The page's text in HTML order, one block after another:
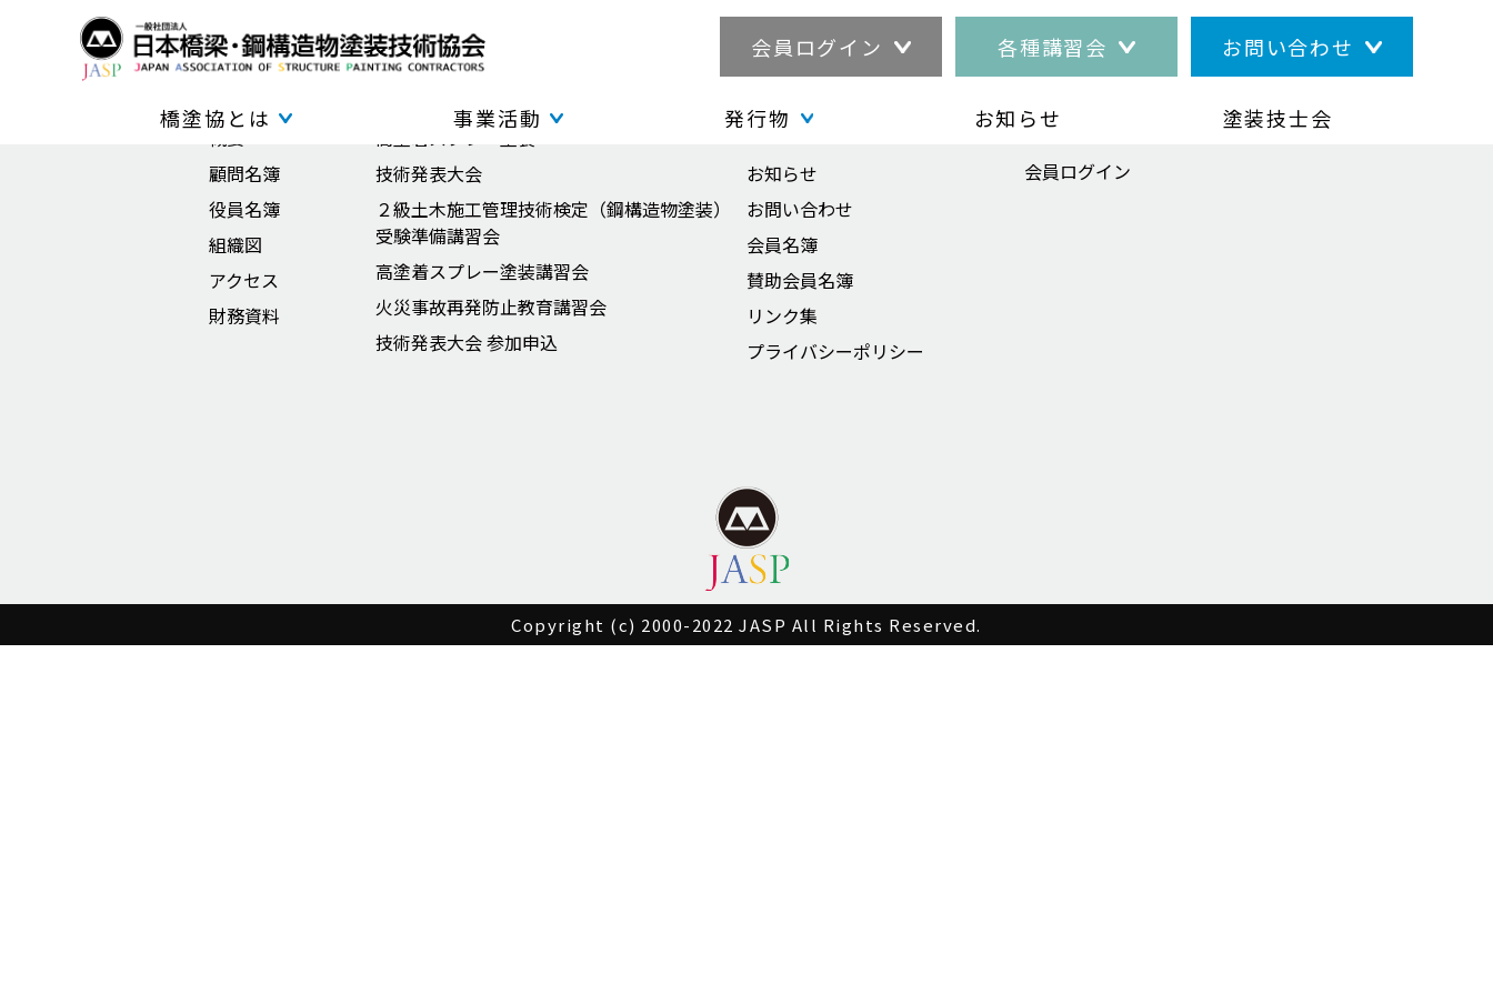
会員ログイン 各種講習会 お問い合わせ
橋塗協とは 事業活動 発行物 お知らせ 塗装技士会
橋塗協とは
概要
顧問名簿
役員名簿
組織図
アクセス
財務資料
事業活動
調査・研究
高塗着スプレー塗装
技術発表大会
２級土木施工管理技術検定（鋼構造物塗装）
受験準備講習会
高塗着スプレー塗装講習会
火災事故再発防止教育講習会
技術発表大会 参加申込
発行物
お知らせ
お問い合わせ
会員名簿
賛助会員名簿
リンク集
プライバシーポリシー
塗装技士会
会員ログイン
Copyright (c) 2000-2022 JASP All Rights Reserved.